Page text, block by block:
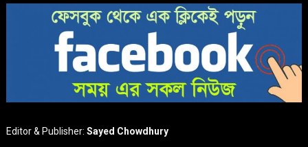
Editor & Publisher:Sayed Chowdhury